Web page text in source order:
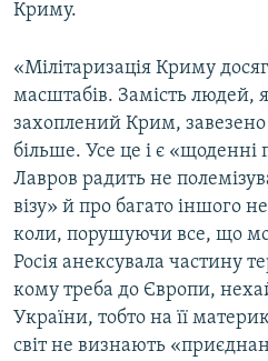
Криму.
«Мілітаризація Криму
масштабів. Замість
захоплений Крим,
більше. Усе це і є «щоденні
Лавров радить не
візу» й про багато іншого
коли, порушуючи все, що
Росія анексувала частину
кому треба до Європи,
України, тобто на її
світ не визнають